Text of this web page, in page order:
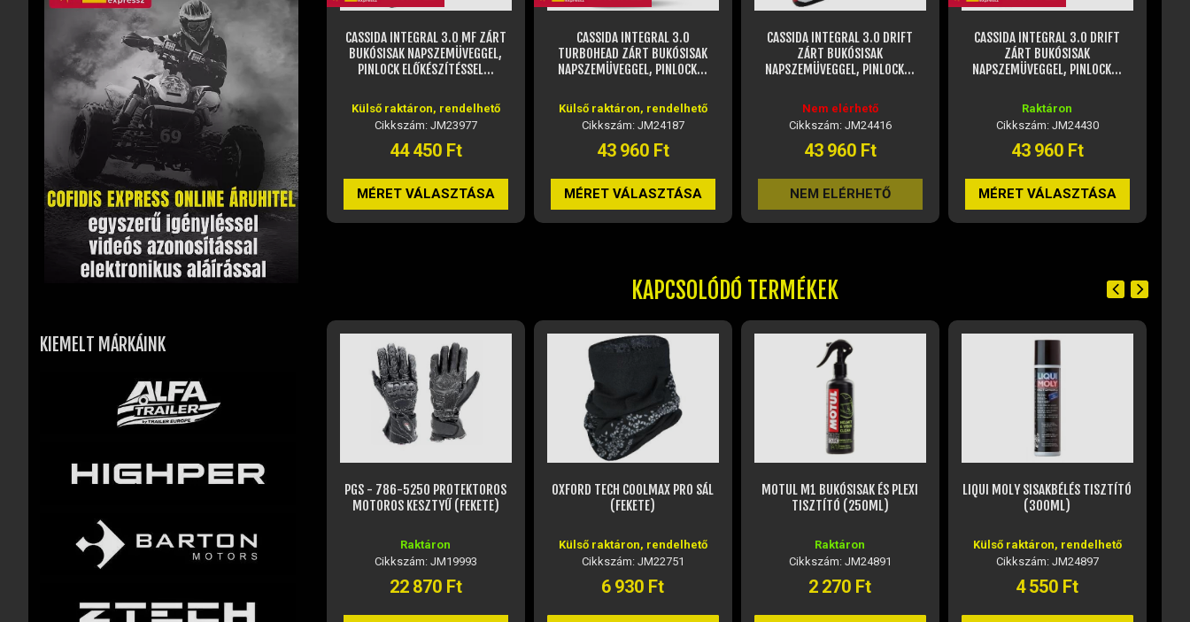
KIEMELT MÁRKÁINK
CASSIDA INTEGRAL 3.0 MF ZÁRT
BUKÓSISAK NAPSZEMÜVEGGEL,
PINLOCK ELŐKÉSZÍTÉSSEL...
Külső raktáron, rendelhető
Cikkszám: JM23977
44 450 Ft
MÉRET VÁLASZTÁSA
CASSIDA INTEGRAL 3.0
TURBOHEAD ZÁRT BUKÓSISAK
NAPSZEMÜVEGGEL, PINLOCK...
Külső raktáron, rendelhető
Cikkszám: JM24187
43 960 Ft
MÉRET VÁLASZTÁSA
CASSIDA INTEGRAL 3.0 DRIFT
ZÁRT BUKÓSISAK
NAPSZEMÜVEGGEL, PINLOCK...
Nem elérhető
Cikkszám: JM24416
43 960 Ft
NEM ELÉRHETŐ
CASSIDA INTEGRAL 3.0 DRIFT
ZÁRT BUKÓSISAK
NAPSZEMÜVEGGEL, PINLOCK...
Raktáron
Cikkszám: JM24430
43 960 Ft
MÉRET VÁLASZTÁSA
CASSIDA INTEGRAL 3.0 HACK ZÁRT
BUKÓSISAK NAPSZEMÜVEGGEL,
PINLOCK...
Külső raktáron, rendelhető
Cikkszám: JM24451
43 960 Ft
MÉRET VÁLASZTÁSA
KAPCSOLÓDÓ TERMÉKEK
PGS - 786-5250 PROTEKTOROS
MOTOROS KESZTYŰ (FEKETE)
Raktáron
Cikkszám: JM19993
22 870 Ft
OXFORD TECH COOLMAX PRO SÁL
(FEKETE)
Külső raktáron, rendelhető
Cikkszám: JM22751
6 930 Ft
MOTUL M1 BUKÓSISAK ÉS PLEXI
TISZTÍTÓ (250ML)
Raktáron
Cikkszám: JM24891
2 270 Ft
LIQUI MOLY SISAKBÉLÉS TISZTÍTÓ
(300ML)
Külső raktáron, rendelhető
Cikkszám: JM24897
4 550 Ft